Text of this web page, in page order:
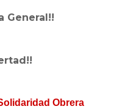
General!!
Obrera